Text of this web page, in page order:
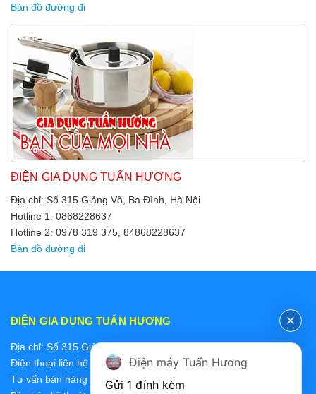
Bản đồ đường đi
ĐIỆN GIA DỤNG TUẤN HƯƠNG
Địa chỉ: Số 315 Giảng Võ, Ba Đình, Hà Nội
Hotline 1: 0868228637
Hotline 2: 0978 319 375, 84868228637
Bản đồ đường đi
ĐIỆN GIA DỤNG TUẤN HƯƠNG
Địa chỉ: Số 315 Giảng Võ, Ba Đình, Hà Nội
Điện thoại liên hệ các bộ phận:
Tư vấn bán hàng 2: 0868228637
Điện máy Tuấn Hương
Gửi 1 đính kèm